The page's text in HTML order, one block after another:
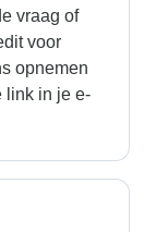
vraag of
voor
opnemen
link in je e-